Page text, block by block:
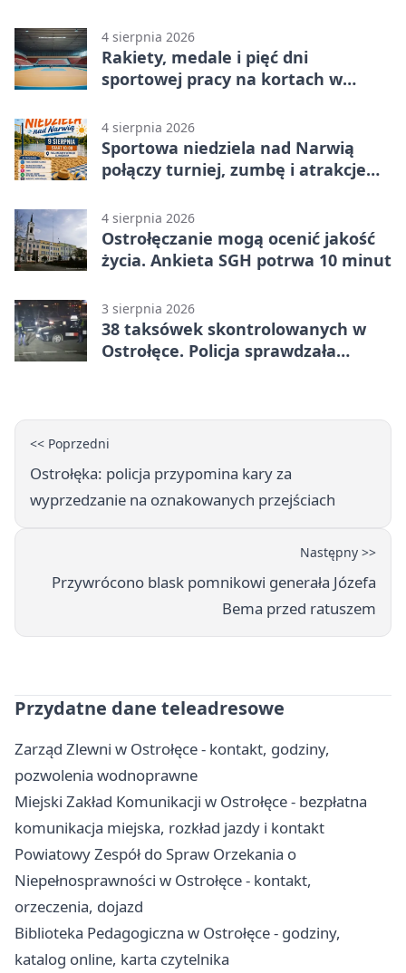
4 sierpnia 2026
Rakiety, medale i pięć dni
sportowej pracy na kortach w
4 sierpnia 2026
Sportowa niedziela nad Narwią
połączy turniej, zumbę i atrakcje
4 sierpnia 2026
Ostrołęczanie mogą ocenić jakość
życia. Ankieta SGH potrwa 10 minut
3 sierpnia 2026
38 taksówek skontrolowanych w
Ostrołęce. Policja sprawdzała
<< Poprzedni
Ostrołęka: policja przypomina kary za
wyprzedzanie na oznakowanych przejściach
Następny >>
Przywrócono blask pomnikowi generała Józefa
Bema przed ratuszem
Przydatne dane teleadresowe
Zarząd Zlewni w Ostrołęce - kontakt, godziny,
pozwolenia wodnoprawne
Miejski Zakład Komunikacji w Ostrołęce - bezpłatna
komunikacja miejska, rozkład jazdy i kontakt
Powiatowy Zespół do Spraw Orzekania o
Niepełnosprawności w Ostrołęce - kontakt,
orzeczenia, dojazd
Biblioteka Pedagogiczna w Ostrołęce - godziny,
katalog online, karta czytelnika